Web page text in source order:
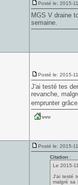
Posté le: 2015-
MGS V draine
semaine.
Posté le: 2015-
J'ai testé tes
revanche,
emprunter
Posté le: 2015-
Citation:
Le 2015-
J'ai testé
malgré sa